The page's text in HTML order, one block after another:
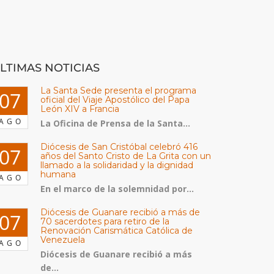
NOTICIAS
La Santa Sede presenta el programa
oficial del Viaje Apostólico del Papa
León XIV a Francia
La Oficina de Prensa de la Santa...
Diócesis de San Cristóbal celebró 416
años del Santo Cristo de La Grita con un
llamado a la solidaridad y la dignidad
humana
En el marco de la solemnidad por...
Diócesis de Guanare recibió a más de
70 sacerdotes para retiro de la
Renovación Carismática Católica de
Venezuela
Diócesis de Guanare recibió a más
de...